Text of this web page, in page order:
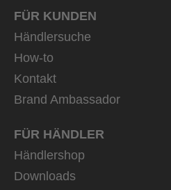
FÜR KUNDEN
Händlersuche
How-to
Kontakt
Brand Ambassador
FÜR HÄNDLER
Händlershop
Downloads